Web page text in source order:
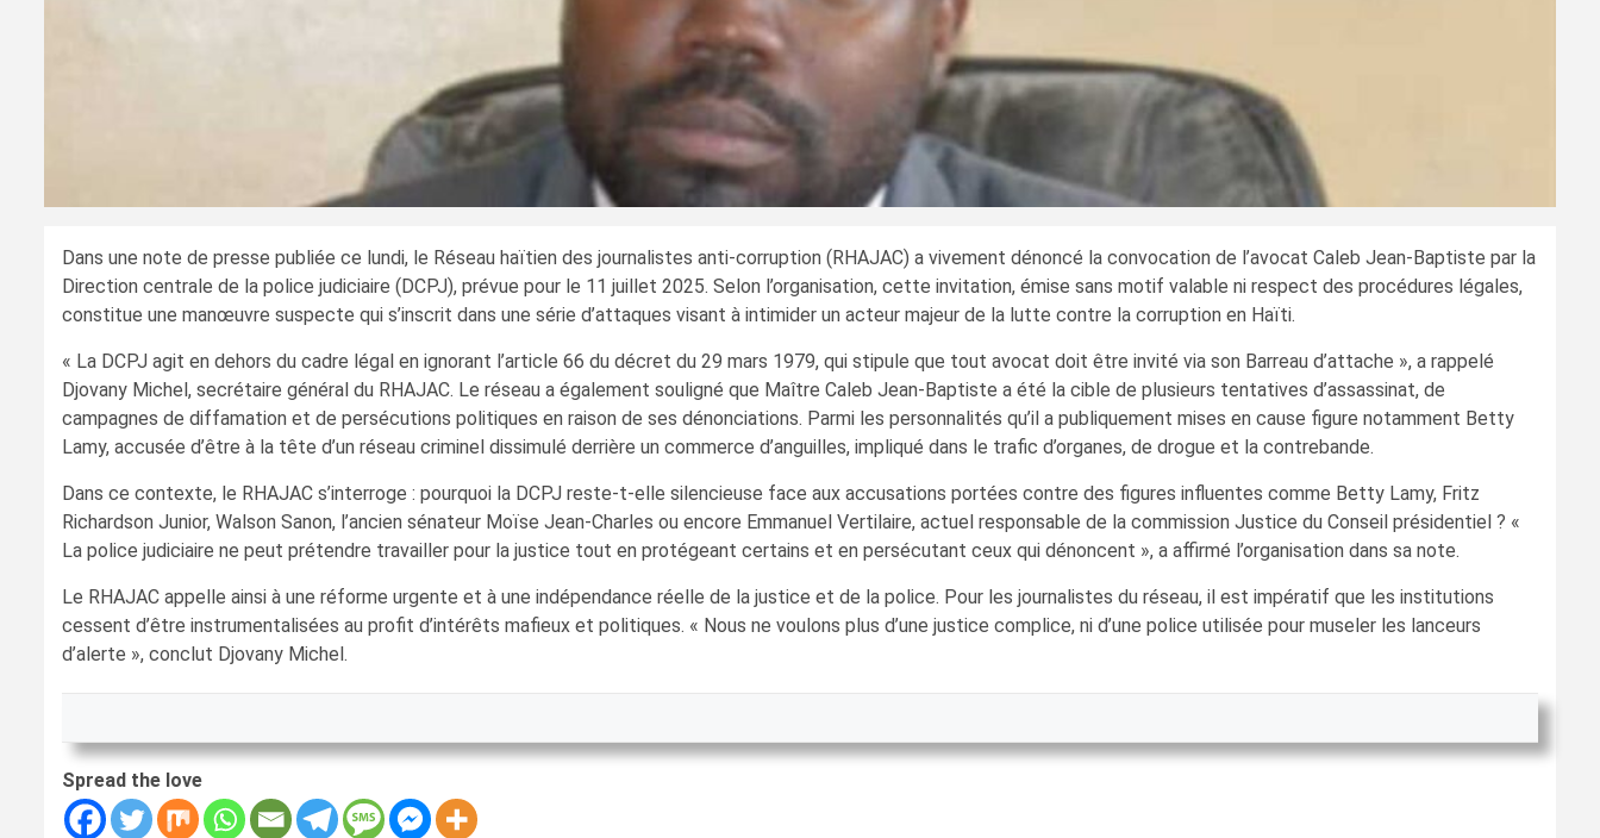
Dans une note de presse publiée ce lundi, le Réseau haïtien des journalistes anti-corruption (RHAJAC) a vivement dénoncé la convocation de l’avocat Caleb Jean-Baptiste par la
Direction centrale de la police judiciaire (DCPJ), prévue pour le 11 juillet 2025. Selon l’organisation, cette invitation, émise sans motif valable ni respect des procédures légales,
constitue une manœuvre suspecte qui s’inscrit dans une série d’attaques visant à intimider un acteur majeur de la lutte contre la corruption en Haïti.
« La DCPJ agit en dehors du cadre légal en ignorant l’article 66 du décret du 29 mars 1979, qui stipule que tout avocat doit être invité via son Barreau d’attache », a rappelé
Djovany Michel, secrétaire général du RHAJAC. Le réseau a également souligné que Maître Caleb Jean-Baptiste a été la cible de plusieurs tentatives d’assassinat, de
campagnes de diffamation et de persécutions politiques en raison de ses dénonciations. Parmi les personnalités qu’il a publiquement mises en cause figure notamment Betty
Lamy, accusée d’être à la tête d’un réseau criminel dissimulé derrière un commerce d’anguilles, impliqué dans le trafic d’organes, de drogue et la contrebande.
Dans ce contexte, le RHAJAC s’interroge : pourquoi la DCPJ reste-t-elle silencieuse face aux accusations portées contre des figures influentes comme Betty Lamy, Fritz
Richardson Junior, Walson Sanon, l’ancien sénateur Moïse Jean-Charles ou encore Emmanuel Vertilaire, actuel responsable de la commission Justice du Conseil présidentiel ? «
La police judiciaire ne peut prétendre travailler pour la justice tout en protégeant certains et en persécutant ceux qui dénoncent », a affirmé l’organisation dans sa note.
Le RHAJAC appelle ainsi à une réforme urgente et à une indépendance réelle de la justice et de la police. Pour les journalistes du réseau, il est impératif que les institutions
cessent d’être instrumentalisées au profit d’intérêts mafieux et politiques. « Nous ne voulons plus d’une justice complice, ni d’une police utilisée pour museler les lanceurs
d’alerte », conclut Djovany Michel.
Spread the love